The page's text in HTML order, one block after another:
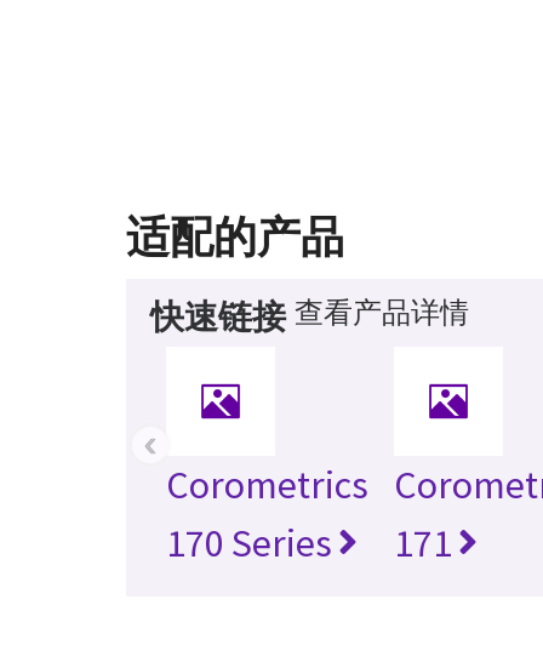
适配的产品
快速链接 查看产品详情
Corometrics
170 Series
171
‹